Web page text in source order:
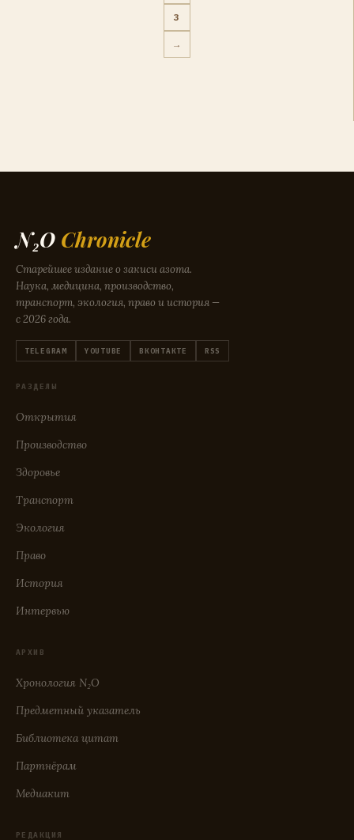
Пагинация
записей
3
→
N₂O Chronicle
Старейшее издание о закиси азота.
Наука, медицина, производство,
транспорт, экология, право и история —
с 2026 года.
TELEGRAM YOUTUBE ВКОНТАКТЕ RSS
РАЗДЕЛЫ
Открытия
Производство
Здоровье
Транспорт
Экология
Право
История
Интервью
АРХИВ
Хронология N₂O
Предметный указатель
Библиотека цитат
Партнёрам
Медиакит
РЕДАКЦИЯ